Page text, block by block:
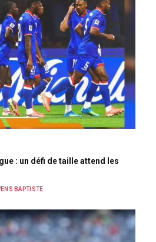
: un défi de taille attend les
BAPTISTE